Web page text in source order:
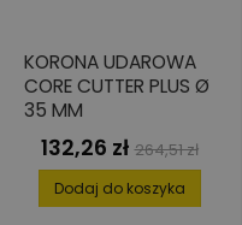
KORONA UDAROWA
CORE CUTTER PLUS Ø
35 MM
Cena
132,26 zł Cena
podstawowa
264,51 zł
Dodaj do koszyka